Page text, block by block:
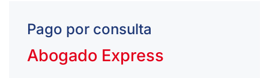
Pago por consulta
Abogado Express